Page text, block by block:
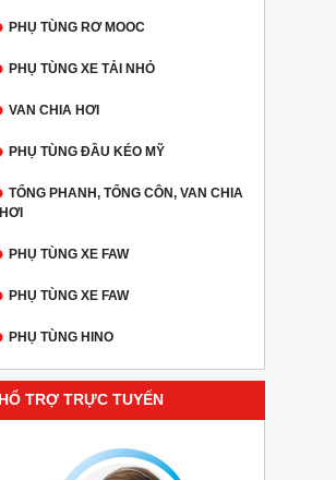
PHỤ TÙNG RƠ MOOC
PHỤ TÙNG XE TẢI NHỎ
VAN CHIA HƠI
PHỤ TÙNG ĐẦU KÉO MỸ
TỔNG PHANH, TỔNG CÔN, VAN CHIA
HƠI
PHỤ TÙNG XE FAW
PHỤ TÙNG XE FAW
PHỤ TÙNG HINO
HỔ TRỢ TRỰC TUYẾN